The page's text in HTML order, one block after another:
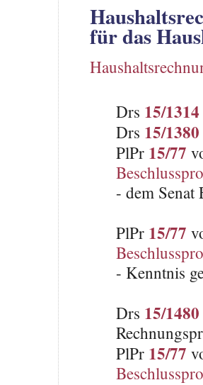
für das
Drs 15/1314
Drs 15/1380
PlPr 15/77
- dem
PlPr 15/77
- Kenntnis
Drs 15/1480
PlPr 15/77